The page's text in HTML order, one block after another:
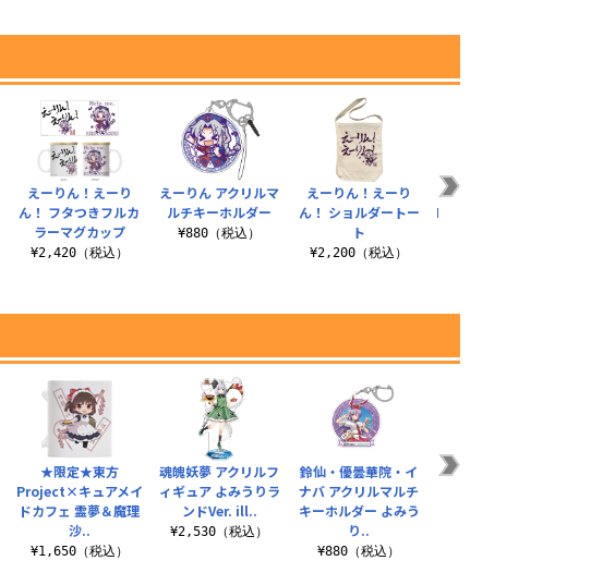
えーりん！えーり
ん！ フタつきフルカ
ラーマグカップ
¥2,420（税込）
えーりん アクリルマ
ルチキーホルダー
¥880（税込）
えーりん！えーり
ん！ ショルダートー
ト
¥2,200（税込）
★限定★東方
Project×キュアメイ
★限定★東方
Project×キュアメイ
ドカフェ 霊夢＆魔理
沙..
¥1,650（税込）
魂魄妖夢 アクリルフ
ィギュア よみうりラ
ンドVer. ill..
¥2,530（税込）
鈴仙・優曇華院・イ
ナバ アクリルマルチ
キーホルダー よみう
り..
¥880（税込）
博麗神社 ラージトー